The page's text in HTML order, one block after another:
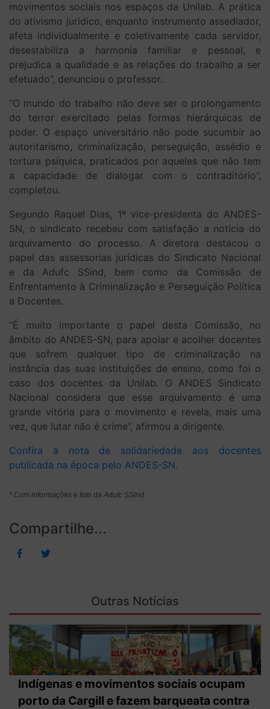
movimentos sociais nos espaços da Unilab. A prática
do ativismo jurídico, enquanto instrumento assediador,
afeta individualmente e coletivamente cada servidor,
desestabiliza a harmonia familiar e pessoal, e
prejudica a qualidade e as relações do trabalho a ser
efetuado”, denunciou o professor.
“O mundo do trabalho não deve ser o prolongamento
do terror exercitado pelas formas hierárquicas de
poder. O espaço universitário não pode sucumbir ao
autoritarismo, criminalização, perseguição, assédio e
tortura psíquica, praticados por aqueles que não tem
a capacidade de dialogar com o contraditório”,
completou.
Segundo Raquel Dias, 1º vice-presidenta do ANDES-
SN, o sindicato recebeu com satisfação a notícia do
arquivamento do processo. A diretora destacou o
papel das assessorias jurídicas do Sindicato Nacional
e da Adufc SSind, bem como da Comissão de
Enfrentamento à Criminalização e Perseguição Política
a Docentes.
“É muito importante o papel desta Comissão, no
âmbito do ANDES-SN, para apoiar e acolher docentes
que sofrem qualquer tipo de criminalização na
instância das suas instituições de ensino, como foi o
caso dos docentes da Unilab. O ANDES Sindicato
Nacional considera que esse arquivamento é uma
grande vitória para o movimento e revela, mais uma
vez, que lutar não é crime”, afirmou a dirigente.
Confira a nota de solidariedade aos docentes
publicada na época pelo ANDES-SN.
* Com informações e foto da Adufc SSind
Compartilhe...
Outras Notícias
Indígenas e movimentos sociais ocupam
porto da Cargill e fazem barqueata contra